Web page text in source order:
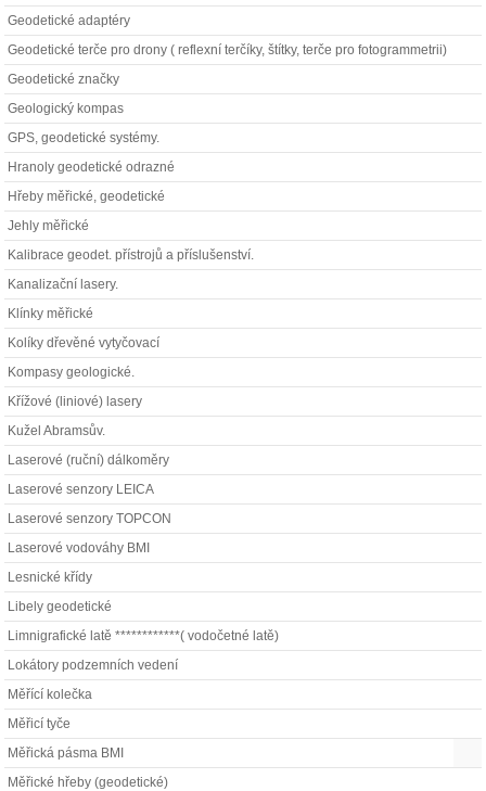
Geodetické adaptéry
Geodetické terče pro drony ( reflexní terčíky, štítky, terče pro fotogrammetrii)
Geodetické značky
Geologický kompas
GPS, geodetické systémy.
Hranoly geodetické odrazné
Hřeby měřické, geodetické
Jehly měřické
Kalibrace geodet. přístrojů a příslušenství.
Kanalizační lasery.
Klínky měřické
Kolíky dřevěné vytyčovací
Kompasy geologické.
Křížové (liniové) lasery
Kužel Abramsův.
Laserové (ruční) dálkoměry
Laserové senzory LEICA
Laserové senzory TOPCON
Laserové vodováhy BMI
Lesnické křídy
Libely geodetické
Limnigrafické latě ************( vodočetné latě)
Lokátory podzemních vedení
Měřící kolečka
Měřicí tyče
Měřická pásma BMI
Měřické hřeby (geodetické)